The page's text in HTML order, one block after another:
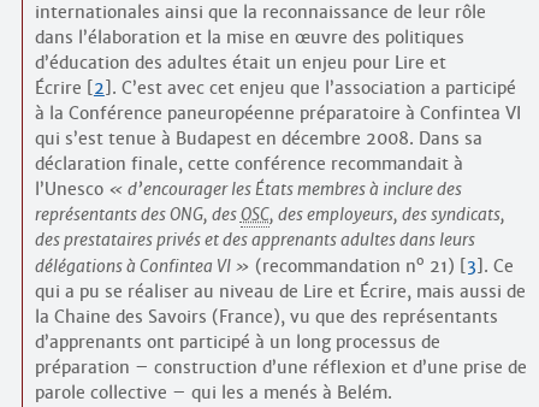
internationales ainsi que la reconnaissance de leur rôle
dans l’élaboration et la mise en œuvre des politiques
d’éducation des adultes était un enjeu pour Lire et
Écrire
2 . C’est avec cet enjeu que l’association a participé
à la Conférence paneuropéenne préparatoire à Confintea VI
qui s’est tenue à Budapest en décembre 2008. Dans sa
déclaration finale, cette conférence recommandait à
l’Unesco
d’encourager les États membres à inclure des
représentants des ONG, desOSC, des employeurs, des syndicats,
des prestataires privés et des apprenants adultes dans leurs
délégations à Confintea VI
(recommandation no 21) [3]. Ce
qui a pu se réaliser au niveau de Lire et Écrire, mais aussi de
la Chaine des Savoirs (France), vu que des représentants
d’apprenants ont participé à un long processus de
préparation – construction d’une réflexion et d’une prise de
parole collective – qui les a menés à Belém.